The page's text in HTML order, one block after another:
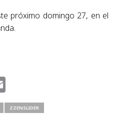
próximo domingo 27, en el
Email
ZZENSLIDER